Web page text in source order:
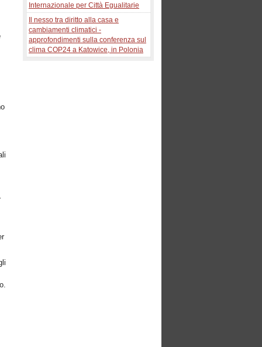
Internazionale per Città Egualitarie
Il nesso tra diritto alla casa e
cambiamenti climatici -
approfondimenti sulla conferenza sul
clima COP24 a Katowice, in Polonia